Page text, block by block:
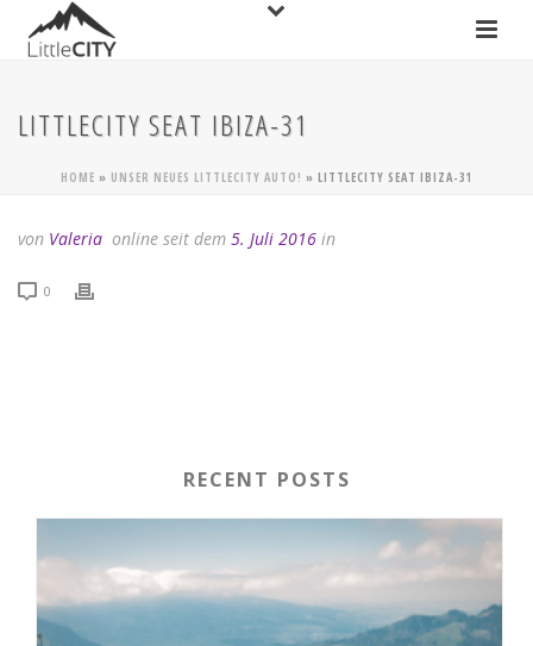
LITTLECITY SEAT IBIZA-31
HOME » UNSER NEUES LITTLECITY AUTO! » LITTLECITY SEAT IBIZA-31
von Valeria online seit dem 5. Juli 2016 in
0
RECENT POSTS